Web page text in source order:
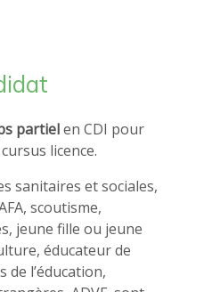
partielen CDI pour
licence.
sanitaires et sociales,
scoutisme,
jeune fille ou jeune
éducateur de
de l’éducation,